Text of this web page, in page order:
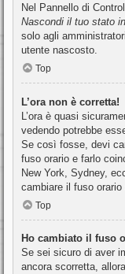
Nel Pannello di
Nascondi il tuo stato
solo agli
utente nascosto.
Top
L’ora non è corretta!
L’ora è quasi
vedendo potrebbe
Se così fosse, devi
fuso orario e farlo
New York, Sydney,
cambiare il fuso orario
Top
Ho cambiato il fuso
Se sei sicuro di aver
ancora scorretta,